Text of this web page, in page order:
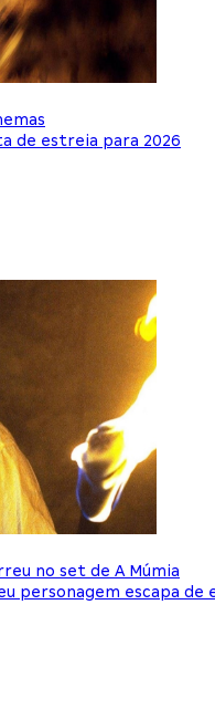
de estreia para 2026
no set de A Múmia
personagem escapa